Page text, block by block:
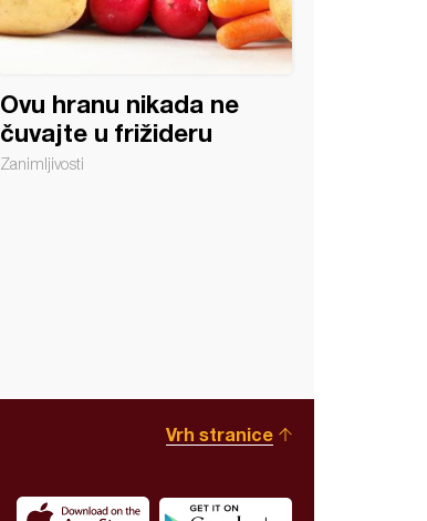
Ovu hranu nikada ne
čuvajte u frižideru
Zanimljivosti
Vrh stranice